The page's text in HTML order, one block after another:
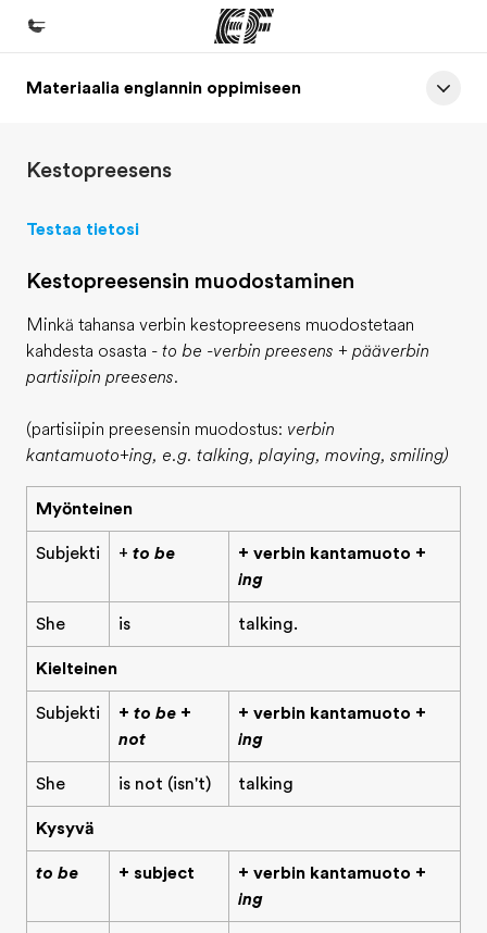
Koti
Kaikki EF-ohjelmat
Etsi toimisto lähelläsi
Tietoa Meistä -sivustolla
Tutustu meihin tarkemmin
Työpaikat EF:llä
Liity joukkoomme
Materiaalia englannin oppimiseen
Kestopreesens
Testaa tietosi
Kestopreesensin muodostaminen
Minkä tahansa verbin kestopreesens muodostetaan
kahdesta osasta - to be -verbin preesens + pääverbin
partisiipin preesens.
(partisiipin preesensin muodostus: verbin
kantamuoto+ing, e.g. talking, playing, moving, smiling)
Myönteinen
Subjekti + to be
+ verbin kantamuoto +
ing
She is talking.
Kielteinen
Subjekti + to be +
not
+ verbin kantamuoto +
ing
She is not (isn't) talking
Kysyvä
to be + subject
+ verbin kantamuoto +
ing